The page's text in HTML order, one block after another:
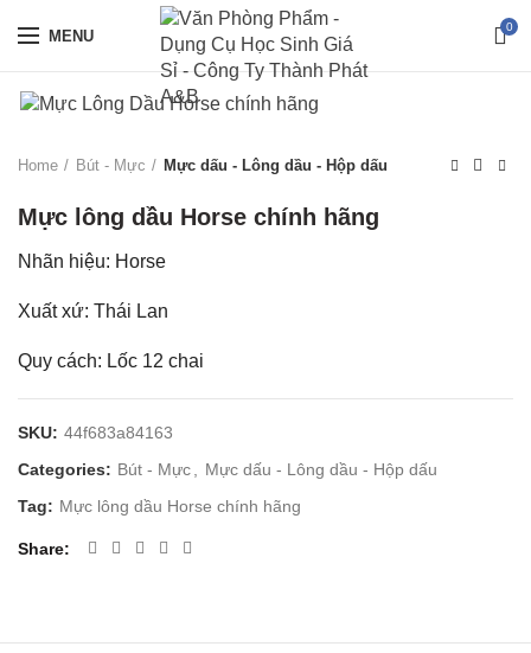
MENU 0
Home Bút - Mực Mực dấu - Lông dầu - Hộp dấu
Mực lông dầu Horse chính hãng
Nhãn hiệu: Horse
Xuất xứ: Thái Lan
Quy cách: Lốc 12 chai
SKU: 44f683a84163
Categories: Bút - Mực
Mực dấu - Lông dầu - Hộp dấu
Tag: Mực lông dầu Horse chính hãng
Share